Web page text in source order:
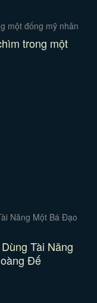
trong một
Tài Năng
Đế